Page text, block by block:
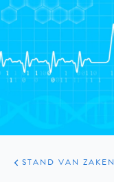
ARTIKELEN
PRAKTIJK
STAND VAN ZAKEN